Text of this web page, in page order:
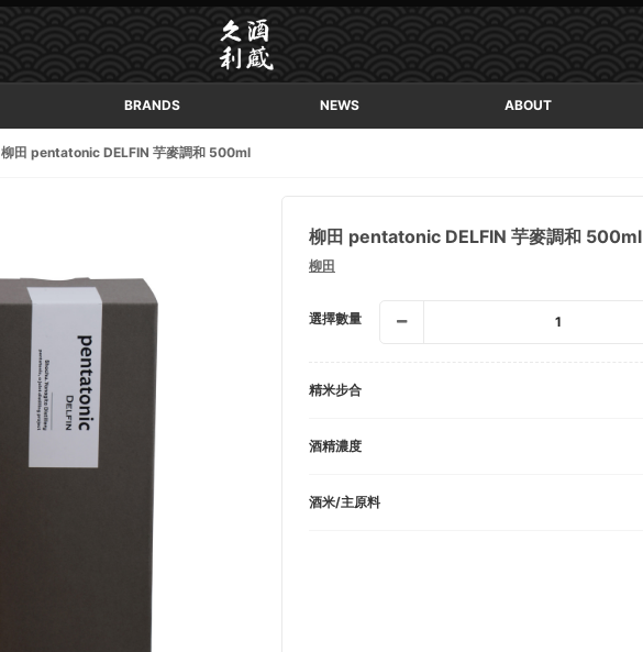
BRANDS NEWS ABOUT
柳田 pentatonic DELFIN 芋麥調和 500ml
柳田 pentatonic DELFIN 芋麥調和 500ml
柳田
選擇數量 1
精米步合
酒精濃度
酒米/主原料